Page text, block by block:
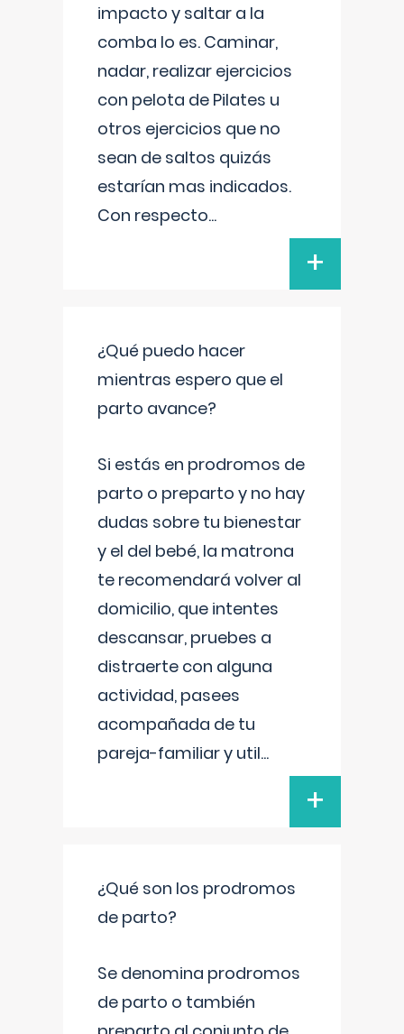
impacto y saltar a la
comba lo es. Caminar,
nadar, realizar ejercicios
con pelota de Pilates u
otros ejercicios que no
sean de saltos quizás
estarían mas indicados.
Con respecto...
+
¿Qué puedo hacer
mientras espero que el
parto avance?
Si estás en prodromos de
parto o preparto y no hay
dudas sobre tu bienestar
y el del bebé, la matrona
te recomendará volver al
domicilio, que intentes
descansar, pruebes a
distraerte con alguna
actividad, pasees
acompañada de tu
pareja-familiar y util...
+
¿Qué son los prodromos
de parto?
Se denomina prodromos
de parto o también